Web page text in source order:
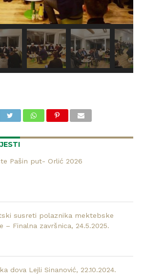
Pašin put- Orlić 2026
susreti polaznika mektebske
– Finalna završnica, 24.5.2025.
dova Lejli Sinanović, 22.10.2024.